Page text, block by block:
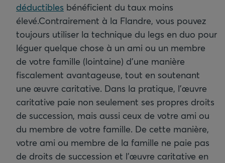
déductibles bénéficient du taux moins
élevé.Contrairement à la Flandre, vous pouvez
toujours utiliser la technique du legs en duo pour
léguer quelque chose à un ami ou un membre
de votre famille (lointaine) d’une manière
fiscalement avantageuse, tout en soutenant
une œuvre caritative. Dans la pratique, l'œuvre
caritative paie non seulement ses propres droits
de succession, mais aussi ceux de votre ami ou
du membre de votre famille. De cette manière,
votre ami ou membre de la famille ne paie pas
de droits de succession et l'œuvre caritative en